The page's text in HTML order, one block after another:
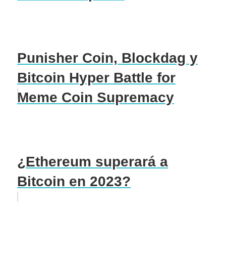
Punisher Coin, Blockdag y
Bitcoin Hyper Battle for
Meme Coin Supremacy
¿Ethereum superará a
Bitcoin en 2023?